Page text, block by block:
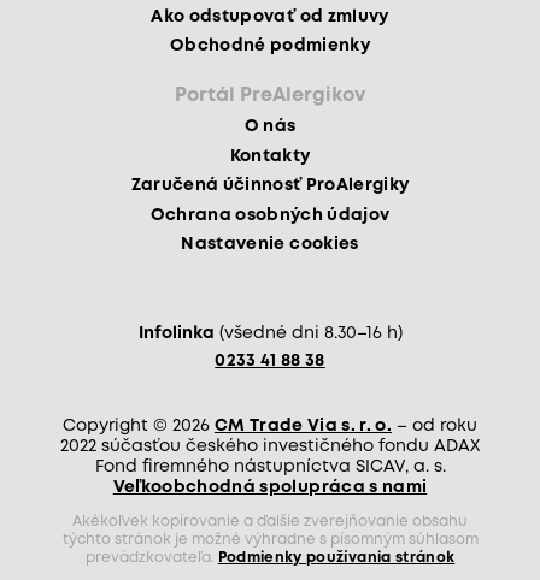
Ako odstupovať od zmluvy
Obchodné podmienky
Portál PreAlergikov
O nás
Kontakty
Zaručená účinnosť ProAlergiky
Ochrana osobných údajov
Nastavenie cookies
Infolinka (všedné dni 8.30–16 h)
0233 41 88 38
Copyright © 2026 CM Trade Via s. r. o. – od roku
2022 súčasťou českého investičného fondu ADAX
Fond firemného nástupníctva SICAV, a. s.
Veľkoobchodná spolupráca s nami
Akékoľvek kopírovanie a ďalšie zverejňovanie obsahu
týchto stránok je možné výhradne s písomným súhlasom
prevádzkovateľa.
Podmienky používania stránok